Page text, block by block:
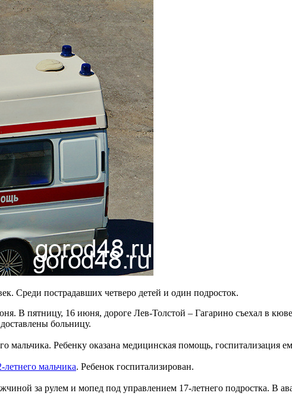
Среди пострадавших четверо детей и один подросток.
В пятницу, 16 июня, дороге Лев-Толстой – Гагарино съехал в
больницу.
мальчика. Ребенку оказана медицинская помощь, госпитализация
летнего мальчика. Ребенок госпитализирован.
за рулем и мопед под управлением 17-летнего подростка. В